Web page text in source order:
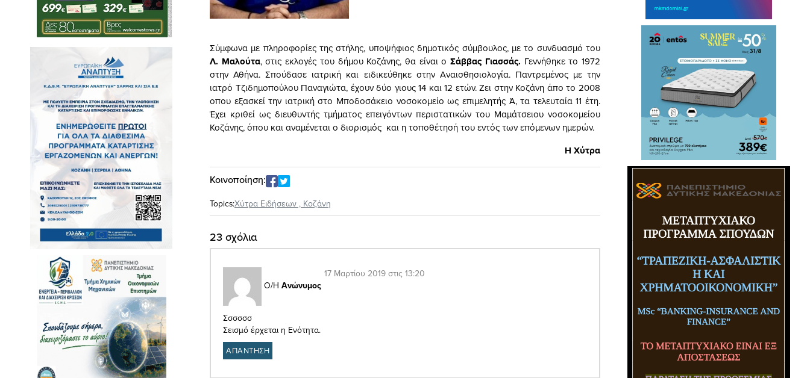
Σύμφωνα με πληροφορίες της στήλης, υποψήφιος δημοτικός σύμβουλος, με το συνδυασμό του
Λ. Μαλούτα, στις εκλογές του δήμου Κοζάνης, θα είναι οΣάββας Γιασσάς. Γεννήθηκε το 1972
στην Αθήνα. Σπούδασε ιατρική και ειδικεύθηκε στην Αναισθησιολογία. Παντρεμένος με την
ιατρό Τζιδημοπούλου Παναγιώτα, έχουν δύο γιους 14 και 12 ετών. Ζει στην Κοζάνη άπο το 2008
οπου εξασκεί την ιατρική στο Μποδοσάκειο νοσοκομείο ως επιμελητής Ά, τα τελευταία 11 έτη.
Έχει κριθεί ως διευθυντής τμήματος επειγόντων περιστατικών του Μαμάτσειου νοσοκομείου
Κοζάνης, όπου και αναμένεται ο διορισμός και η τοποθέτησή του εντός των επόμενων ημερών.
Η Χύτρα
Κοινοποίηση:
Topics:Xύτρα Ειδήσεων , Κοζάνη
23 σχόλια
Ο/Η Ανώνυμος
17 Μαρτίου 2019 στις 13:20
Σσσσσσ
Σεισμό έρχεται η Ενότητα.
ΑΠΑΝΤΗΣΗ